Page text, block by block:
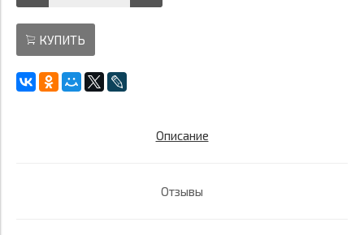
КУПИТЬ
Описание
Отзывы